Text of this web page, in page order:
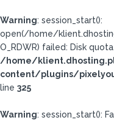
Warning: session_start():
open(/home/
O_RDWR) failed: Disk
/home/
content/plugins/
line 325
Warning: session_start():